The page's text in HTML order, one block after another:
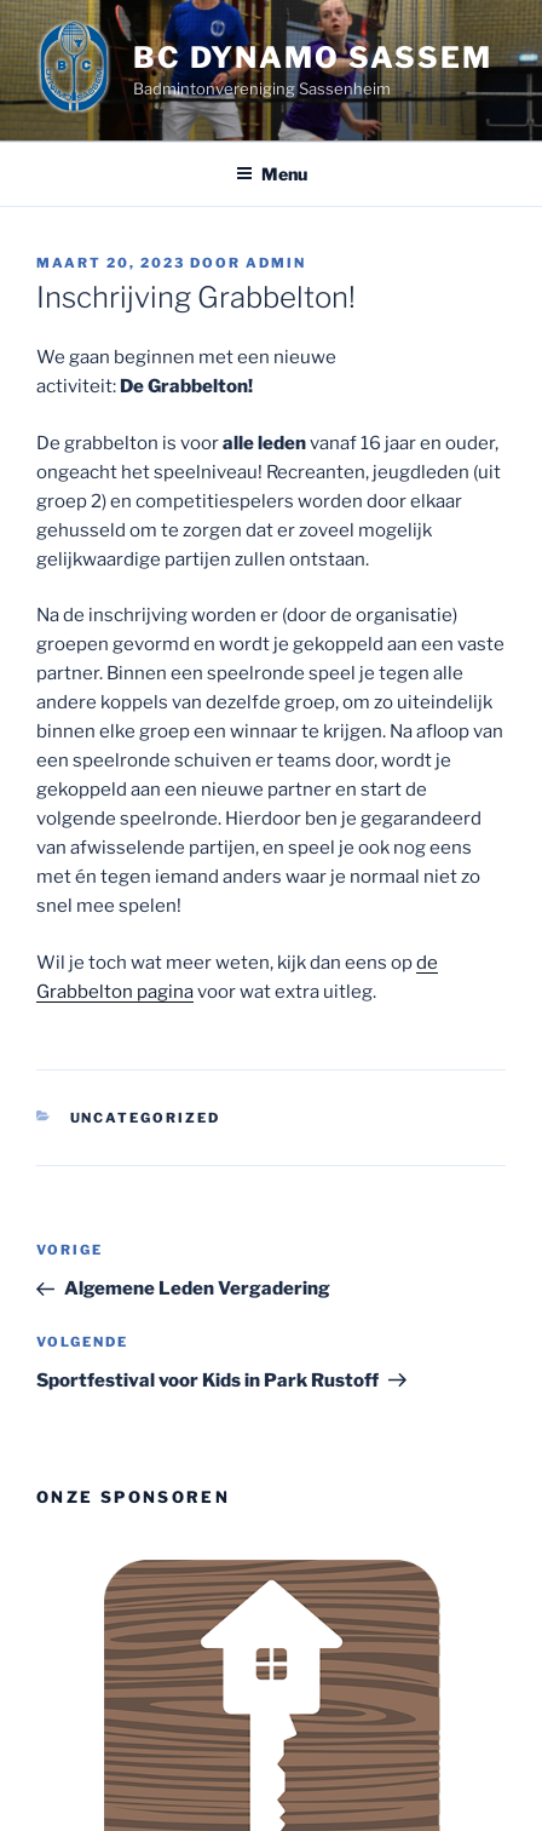
Ga
naar
de
inhoud
BC DYNAMO SASSEM
Badmintonvereniging Sassenheim
Menu
GEPLAATST
OP
MAART 20, 2023 DOOR ADMIN
Inschrijving Grabbelton!
We gaan beginnen met een nieuwe
activiteit: De Grabbelton!
De grabbelton is vooralle ledenvanaf 16 jaar en ouder,
ongeacht het speelniveau! Recreanten, jeugdleden (uit
groep 2) en competitiespelers worden door elkaar
gehusseld om te zorgen dat er zoveel mogelijk
gelijkwaardige partijen zullen ontstaan.
Na de inschrijving worden er (door de organisatie)
groepen gevormd en wordt je gekoppeld aan een vaste
partner. Binnen een speelronde speel je tegen alle
andere koppels van dezelfde groep, om zo uiteindelijk
binnen elke groep een winnaar te krijgen. Na afloop van
een speelronde schuiven er teams door, wordt je
gekoppeld aan een nieuwe partner en start de
volgende speelronde. Hierdoor ben je gegarandeerd
van afwisselende partijen, en speel je ook nog eens
met én tegen iemand anders waar je normaal niet zo
snel mee spelen!
Wil je toch wat meer weten, kijk dan eens opde
Grabbelton paginavoor wat extra uitleg.
CATEGORIEËN
UNCATEGORIZED
Bericht
Vorig
bericht
VORIGE
Algemene Leden Vergadering
Volgend
bericht
VOLGENDE
Sportfestival voor Kids in Park Rustoff
ONZE SPONSOREN